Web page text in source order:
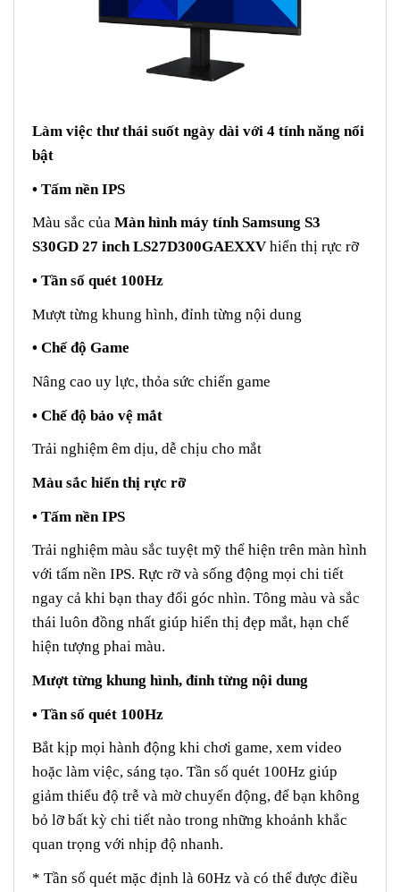
Làm việc thư thái suốt ngày dài với 4 tính năng nổi
bật
• Tấm nền IPS
Màu sắc của Màn hình máy tính Samsung S3
S30GD 27 inch LS27D300GAEXXV hiển thị rực rỡ
• Tần số quét 100Hz
Mượt từng khung hình, đỉnh từng nội dung
• Chế độ Game
Nâng cao uy lực, thỏa sức chiến game
• Chế độ bảo vệ mắt
Trải nghiệm êm dịu, dễ chịu cho mắt
Màu sắc hiển thị rực rỡ
• Tấm nền IPS
Trải nghiệm màu sắc tuyệt mỹ thể hiện trên màn hình
với tấm nền IPS. Rực rỡ và sống động mọi chi tiết
ngay cả khi bạn thay đổi góc nhìn. Tông màu và sắc
thái luôn đồng nhất giúp hiển thị đẹp mắt, hạn chế
hiện tượng phai màu.
Mượt từng khung hình, đỉnh từng nội dung
• Tần số quét 100Hz
Bắt kịp mọi hành động khi chơi game, xem video
hoặc làm việc, sáng tạo. Tần số quét 100Hz giúp
giảm thiểu độ trễ và mờ chuyển động, để bạn không
bỏ lỡ bất kỳ chi tiết nào trong những khoảnh khắc
quan trọng với nhịp độ nhanh.
* Tần số quét mặc định là 60Hz và có thể được điều